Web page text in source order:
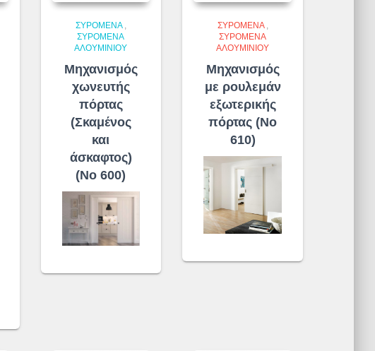
ΣΥΡΌΜΕΝΑ,
ΣΥΡΌΜΕΝΑ
ΑΛΟΥΜΙΝΊΟΥ
Μηχανισμός
χωνευτής
πόρτας
(Σκαμένος
και
άσκαφτος)
(No 600)
ΣΥΡΌΜΕΝΑ,
ΣΥΡΌΜΕΝΑ
ΑΛΟΥΜΙΝΊΟΥ
Μηχανισμός
με ρουλεμάν
εξωτερικής
πόρτας (No
610)